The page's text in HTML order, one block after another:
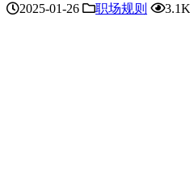
2025-01-26 职场规则 3.1K